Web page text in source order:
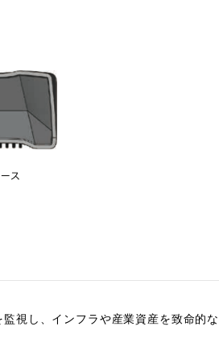
視し、インフラや産業資産を致命的な